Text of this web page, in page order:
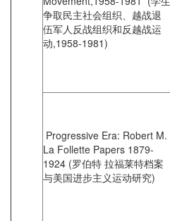
争取民主社会组织、越战退
伍军人反战组织和反越战运
动,1958-1981)
Progressive Era: Robert M.
La Follette Papers 1879-
1924 (罗伯特 拉福莱特档案
与美国进步主义运动研究)